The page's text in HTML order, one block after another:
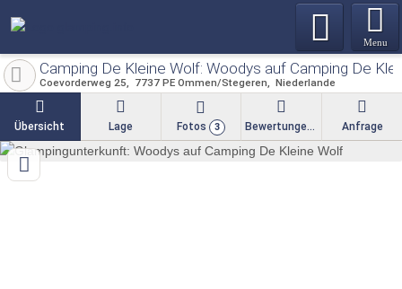
Menu
Camping De Kleine Wolf: Woodys auf Camping De
Coevorderweg 25 7737 PE Ommen/Stegeren Niederlande
Übersicht Lage Fotos 3 Bewertungen Anfrage